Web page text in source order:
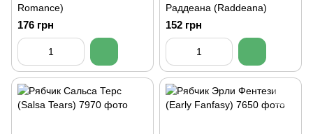
Romance)
176 грн
Раддеана (Raddeana)
152 грн